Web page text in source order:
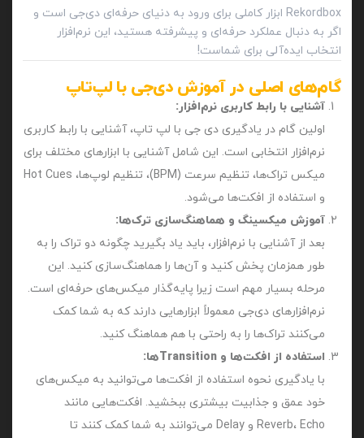
Rekordbox ابزار کاملی برای ورود به دنیای حرفه‌ای دی‌جی است و
اگر به دنبال عملکرد حرفه‌ای و پیشرفته هستید، این نرم‌افزار
انتخاب ایده‌آلی برای شماست!
گام‌های اصلی در آموزش دی‌جی با لپ‌تاپ
آشنایی با رابط کاربری نرم‌افزار:
اولین گام در یادگیری دی‌ جی با لپ‌ تاپ، آشنایی با رابط کاربری
نرم‌افزار انتخابی است. این شامل آشنایی با ابزارهای مختلف برای
میکس تراک‌ها، تنظیم سرعت (BPM)، تنظیم لوپ‌ها، Hot Cues
و استفاده از افکت‌ها می‌شود.
آموزش میکسینگ و هماهنگ‌سازی ترک‌ها:
بعد از آشنایی با نرم‌افزار، باید یاد بگیرید چگونه دو تراک را به
طور همزمان پخش کنید و آن‌ها را هماهنگ‌سازی کنید. این
مرحله بسیار مهم است زیرا پایه‌گذار میکس‌های حرفه‌ای است.
نرم‌افزارهای دی‌جی معمولاً ابزارهایی دارند که به شما کمک
می‌کنند تراک‌ها را به راحتی با هم هماهنگ کنید.
استفاده از افکت‌ها و Transition‌ها:
با یادگیری نحوه استفاده از افکت‌ها می‌توانید به میکس‌های
خود عمق و جذابیت بیشتری ببخشید. افکت‌هایی مانند
Reverb، Echo و Delay می‌توانند به شما کمک کنند تا